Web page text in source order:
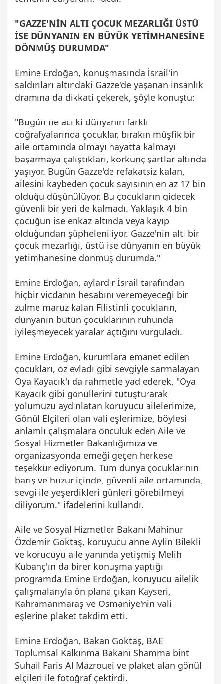
"GAZZE'NİN ALTI ÇOCUK MEZARLIĞI ÜSTÜ
İSE DÜNYANIN EN BÜYÜK YETİMHANESİNE
DÖNMÜŞ DURUMDA"
Emine Erdoğan, konuşmasında İsrail'in
saldırıları altındaki Gazze'de yaşanan insanlık
dramına da dikkati çekerek, şöyle konuştu:
"Bugün ne acı ki dünyanın farklı
coğrafyalarında çocuklar, bırakın müşfik bir
aile ortamında olmayı hayatta kalmayı
başarmaya çalıştıkları, korkunç şartlar altında
yaşıyor. Bugün Gazze'de refakatsiz kalan,
ailesini kaybeden çocuk sayısının en az 17 bin
olduğu düşünülüyor. Bu çocukların gidecek
güvenli bir yeri de kalmadı. Yaklaşık 4 bin
çocuğun ise enkaz altında veya kayıp
olduğundan şüpheleniliyor. Gazze'nin altı bir
çocuk mezarlığı, üstü ise dünyanın en büyük
yetimhanesine dönmüş durumda."​​​​​​​
Emine Erdoğan, aylardır İsrail tarafından
hiçbir vicdanın hesabını veremeyeceği bir
zulme maruz kalan Filistinli çocukların,
dünyanın bütün çocuklarının ruhunda
iyileşmeyecek yaralar açtığını vurguladı.
Emine Erdoğan, kurumlara emanet edilen
çocukları, öz evladı gibi sevgiyle sarmalayan
Oya Kayacık'ı da rahmetle yad ederek, "Oya
Kayacık gibi gönüllerini tutuşturarak
yolumuzu aydınlatan koruyucu ailelerimize,
Gönül Elçileri olan vali eşlerimize, böylesi
anlamlı çalışmalara öncülük eden Aile ve
Sosyal Hizmetler Bakanlığımıza ve
organizasyonda emeği geçen herkese
teşekkür ediyorum. Tüm dünya çocuklarının
barış ve huzur içinde, güvenli aile ortamında,
sevgi ile yeşerdikleri günleri görebilmeyi
diliyorum." ifadelerini kullandı.
Aile ve Sosyal Hizmetler Bakanı Mahinur
Özdemir Göktaş, koruyucu anne Aylin Bilekli
ve korucuyu aile yanında yetişmiş Melih
Kubanç'ın da birer konuşma yaptığı
programda Emine Erdoğan, koruyucu ailelik
çalışmalarıyla ön plana çıkan Kayseri,
Kahramanmaraş ve Osmaniye'nin vali
eşlerine plaket takdim etti.
Emine Erdoğan, Bakan Göktaş, BAE
Toplumsal Kalkınma Bakanı Shamma bint
Suhail Faris Al Mazrouei ve plaket alan gönül
elçileri ile fotoğraf çektirdi.